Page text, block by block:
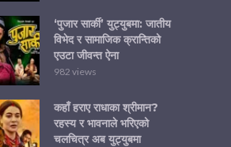
‘पुजार सार्की’ युट्युबमा: जातीय
विभेद र सामाजिक क्रान्तिको
एउटा जीवन्त ऐना
982 views
कहाँ हराए राधाका श्रीमान?
रहस्य र भावनाले भरिएको
चलचित्र अब युट्युबमा